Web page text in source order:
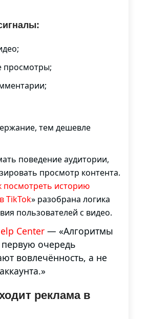
просмотры;
тем дешевле
поведение аудитории,
просмотр контента.
посмотреть историю
TikTok» разобрана логика
пользователей с видео.
Center — «Алгоритмы
первую очередь
вовлечённость, а не
реклама в